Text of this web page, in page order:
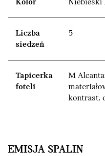
Kolor Niebieski
Liczba
siedzeń
5
Tapicerka
foteli
M
kontrast.
EMISJA SPALIN